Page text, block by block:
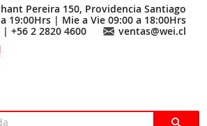
Pereira 150, Providencia Santiago
19:00Hrs | Mie a Vie 09:00 a 18:00Hrs
| +56 2 2820 4600
ventas@wei.cl